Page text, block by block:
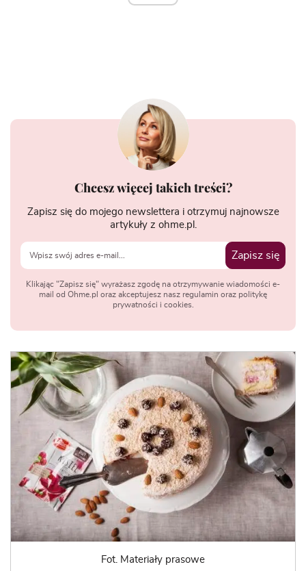
Chcesz więcej takich treści?
Zapisz się do mojego newslettera i otrzymuj najnowsze
artykuły z ohme.pl.
Zapisz się
Klikając "Zapisz się" wyrażasz zgodę na otrzymywanie wiadomości e-
mail od Ohme.pl oraz akceptujesz nasz regulamin oraz politykę
prywatności i cookies.
Fot. Materiały prasowe